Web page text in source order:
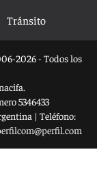
Tránsito
2026 - Todos los
5346433
| Teléfono: